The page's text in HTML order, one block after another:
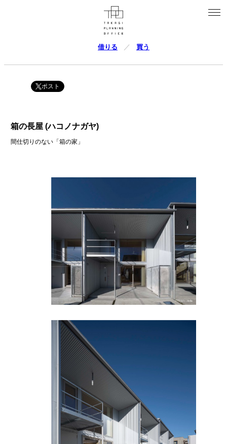
借りる 買う
ポスト
箱の長屋 (ハコノナガヤ)
間仕切りのない「箱の家」